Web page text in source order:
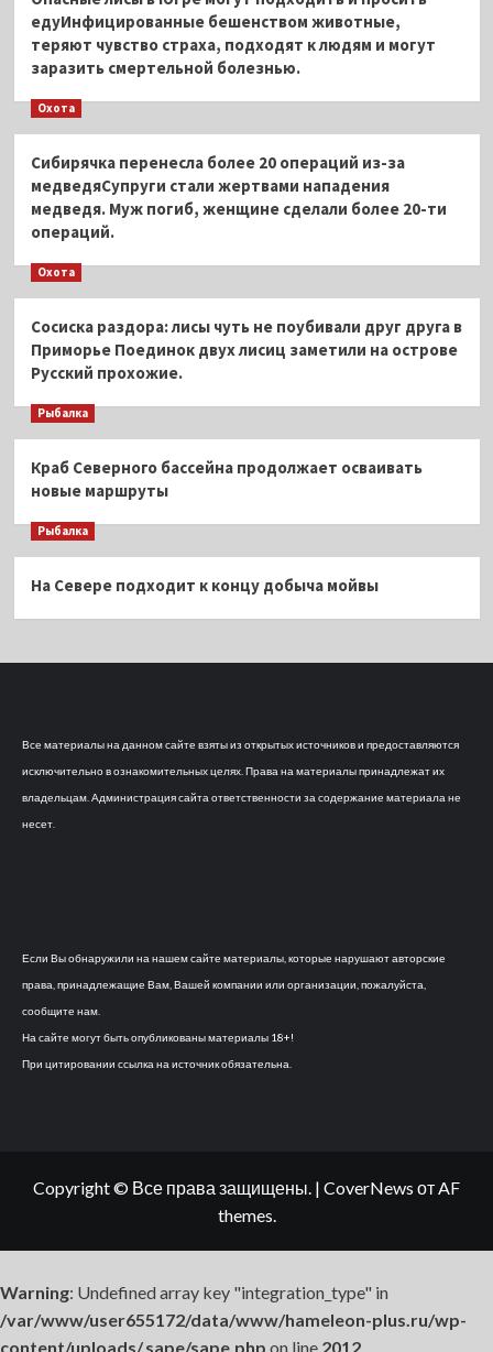
едуИнфицированные бешенством животные,
теряют чувство страха, подходят к людям и могут
заразить смертельной болезнью.
Охота
Сибирячка перенесла более 20 операций из-за
медведяСупруги стали жертвами нападения
медведя. Муж погиб, женщине сделали более 20-ти
операций.
Охота
Сосиска раздора: лисы чуть не поубивали друг друга в
Приморье Поединок двух лисиц заметили на острове
Русский прохожие.
Рыбалка
Краб Северного бассейна продолжает осваивать
новые маршруты
Рыбалка
На Севере подходит к концу добыча мойвы
Все материалы на данном сайте взяты из открытых источников и предоставляются
исключительно в ознакомительных целях. Права на материалы принадлежат их
владельцам. Администрация сайта ответственности за содержание материала не
несет.
Если Вы обнаружили на нашем сайте материалы, которые нарушают авторские
права, принадлежащие Вам, Вашей компании или организации, пожалуйста,
сообщите нам.
На сайте могут быть опубликованы материалы 18+!
При цитировании ссылка на источник обязательна.
Copyright © Все права защищены. | CoverNews от AF
themes.
Warning: Undefined array key "integration_type" in
/var/www/user655172/data/www/hameleon-plus.ru/wp-
content/uploads/.sape/sape.php on line 2012